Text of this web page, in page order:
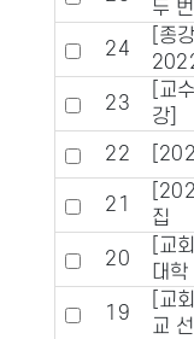
두
24
[종
23
[교
강]
22
21
집
20
[교
대
19
[교
교